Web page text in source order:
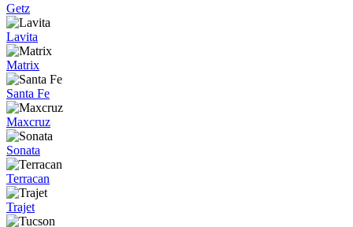
Getz
Lavita
Matrix
Santa Fe
Maxcruz
Sonata
Terracan
Trajet